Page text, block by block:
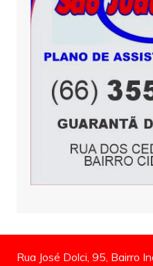
Rua José Dolci, 95, Bairro